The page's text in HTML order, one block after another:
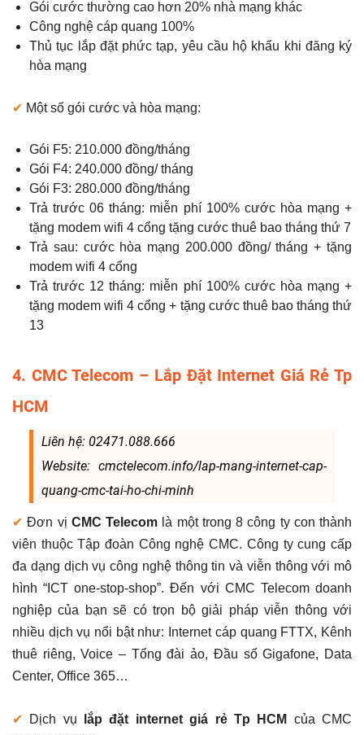
Gói cước thường cao hơn 20% nhà mạng khác
Công nghệ cáp quang 100%
Thủ tục lắp đặt phức tạp, yêu cầu hộ khẩu khi đăng ký
hòa mạng
✔ Một số gói cước và hòa mạng:
Gói F5: 210.000 đồng/tháng
Gói F4: 240.000 đồng/ tháng
Gói F3: 280.000 đồng/tháng
Trả trước 06 tháng: miễn phí 100% cước hòa mạng +
tặng modem wifi 4 cổng tặng cước thuê bao tháng thứ 7
Trả sau: cước hòa mạng 200.000 đồng/ tháng + tặng
modem wifi 4 cổng
Trả trước 12 tháng: miễn phí 100% cước hòa mạng +
tặng modem wifi 4 cổng + tặng cước thuê bao tháng thứ
13
4. CMC Telecom – Lắp Đặt Internet Giá Rẻ Tp
HCM
Liên hệ: 02471.088.666
Website: cmctelecom.info/lap-mang-internet-cap-
quang-cmc-tai-ho-chi-minh
✔Đơn vị CMC Telecom là một trong 8 công ty con thành
viên thuộc Tập đoàn Công nghệ CMC. Công ty cung cấp
đa dạng dịch vụ công nghệ thông tin và viễn thông với mô
hình “ICT one-stop-shop”. Đến với CMC Telecom doanh
nghiệp của bạn sẽ có trọn bộ giải pháp viễn thông với
nhiều dịch vụ nổi bật như: Internet cáp quang FTTX, Kênh
thuê riêng, Voice – Tổng đài ảo, Đầu số Gigafone, Data
Center, Office 365…
✔ Dịch vụ lắp đặt internet giá rẻ Tp HCM của CMC